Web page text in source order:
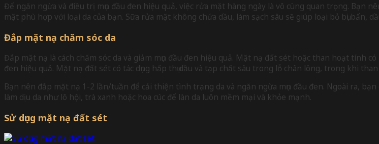
Để ngăn ngừa và điều trị mụn đầu đen hiệu quả, việc rửa mặt hàng ngày là vô cùng quan trọng. Bạn
mặt phù hợp với loại da của bạn. Sữa rửa mặt không chứa dầu, làm sạch sâu sẽ giúp loại bỏ bụi bẩn,
Đắp mặt nạ chăm sóc da
Đắp mặt nạ là cách chăm sóc da và giảm mụn đầu đen hiệu quả. Mặt nạ đất sét hoặc than hoạt tính
đen hiệu quả. Mặt nạ đất sét có tác dụng hấp thụ dầu và tạp chất sâu trong lỗ chân lông, trong khi
Bạn nên đắp mặt nạ 1-2 lần/tuần để cải thiện tình trạng da và ngăn ngừa mụn đầu đen. Ngoài ra,
làm dịu da như lô hội, trà xanh hoặc hoa cúc để làn da luôn mềm mại và khỏe mạnh.
Sử dụng mặt nạ đất sét